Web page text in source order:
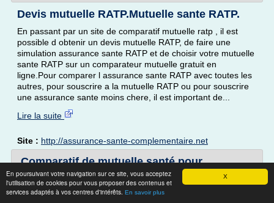
X
En poursuivant votre navigation sur ce site, vous acceptez
l'utilisation de cookies pour vous proposer des contenus et
services adaptés à vos centres d'intérêts. En savoir plus
Devis mutuelle RATP.Mutuelle sante RATP.
En passant par un site de comparatif mutuelle ratp , il est
possible d obtenir un devis mutuelle RATP, de faire une
simulation assurance sante RATP et de choisir votre mutuelle
sante RATP sur un comparateur mutuelle gratuit en
ligne.Pour comparer l assurance sante RATP avec toutes les
autres, pour souscrire a la mutuelle RATP ou pour souscrire
une assurance sante moins chere, il est important de...
Lire la suite
Site : http://assurance-sante-complementaire.net
Comparatif de mutuelle santé pour
particulier et salariés ...
Profitez de nos outils en ligne pour comparer votre mutuelle